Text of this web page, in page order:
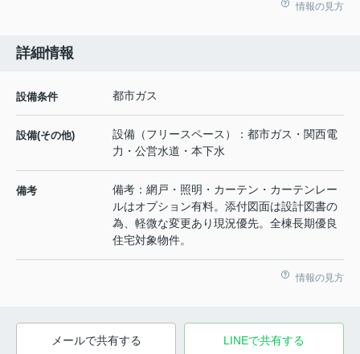
情報の見方
詳細情報
設備条件 都市ガス
設備(その他)
設備（フリースペース）：都市ガス・関西電
力・公営水道・本下水
備考
備考：網戸・照明・カーテン・カーテンレー
ルはオプション有料。添付図面は設計図書の
為、軽微な変更あり現況優先。全棟長期優良
住宅対象物件。
情報の見方
メールで共有する LINEで共有する